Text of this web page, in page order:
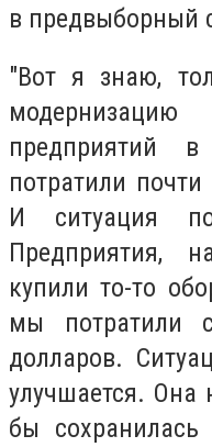
в предвыборный
"Вот я знаю,
предприятий
потратили
И ситуация
Предприятия,
купили то-то
мы потратили
долларов.
улучшается. Она
бы